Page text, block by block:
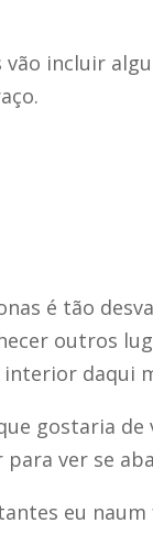
vão incluir
é tão
outros
interior daqui
gostaria
para ver se
eu naum